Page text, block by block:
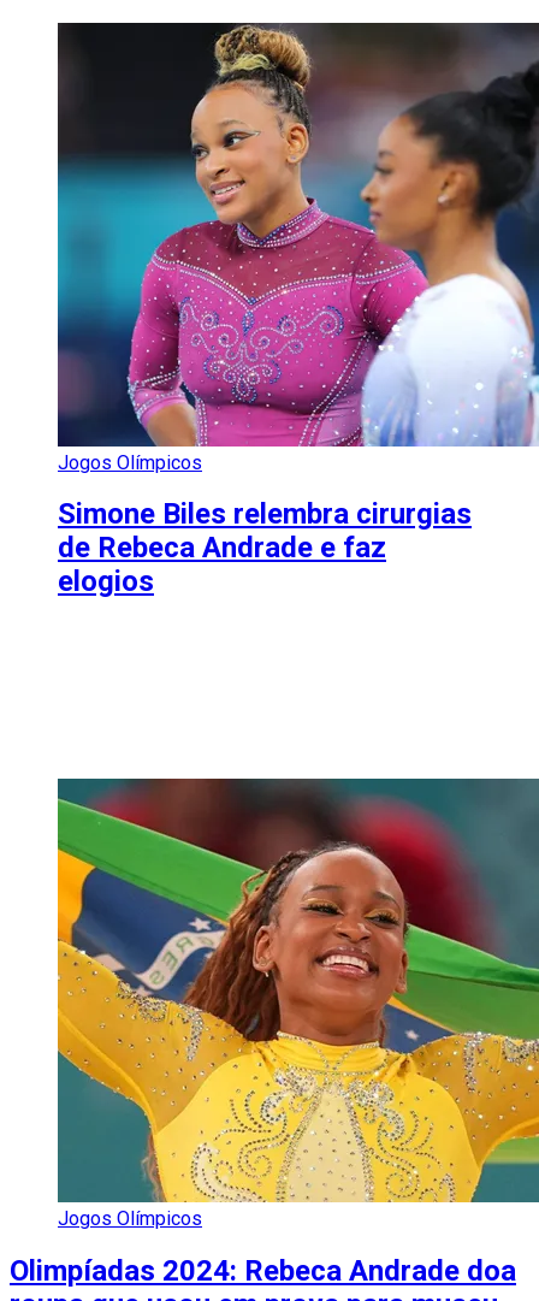
Jogos Olímpicos
Simone Biles relembra cirurgias
de Rebeca Andrade e faz
elogios
Jogos Olímpicos
Olimpíadas 2024: Rebeca Andrade doa